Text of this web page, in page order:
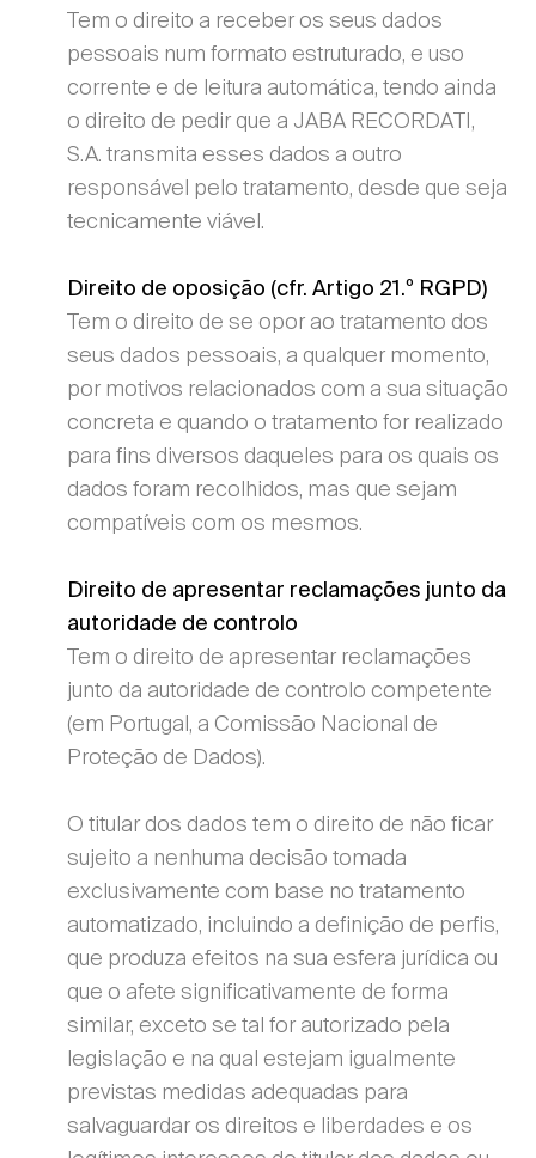
Tem o direito a receber os seus dados
pessoais num formato estruturado, e uso
corrente e de leitura automática, tendo ainda
o direito de pedir que a JABA RECORDATI,
S.A. transmita esses dados a outro
responsável pelo tratamento, desde que seja
tecnicamente viável.
Direito de oposição (cfr. Artigo 21.º RGPD)
Tem o direito de se opor ao tratamento dos
seus dados pessoais, a qualquer momento,
por motivos relacionados com a sua situação
concreta e quando o tratamento for realizado
para fins diversos daqueles para os quais os
dados foram recolhidos, mas que sejam
compatíveis com os mesmos.
Direito de apresentar reclamações junto da
autoridade de controlo
Tem o direito de apresentar reclamações
junto da autoridade de controlo competente
(em Portugal, a Comissão Nacional de
Proteção de Dados).
O titular dos dados tem o direito de não ficar
sujeito a nenhuma decisão tomada
exclusivamente com base no tratamento
automatizado, incluindo a definição de perfis,
que produza efeitos na sua esfera jurídica ou
que o afete significativamente de forma
similar, exceto se tal for autorizado pela
legislação e na qual estejam igualmente
previstas medidas adequadas para
salvaguardar os direitos e liberdades e os